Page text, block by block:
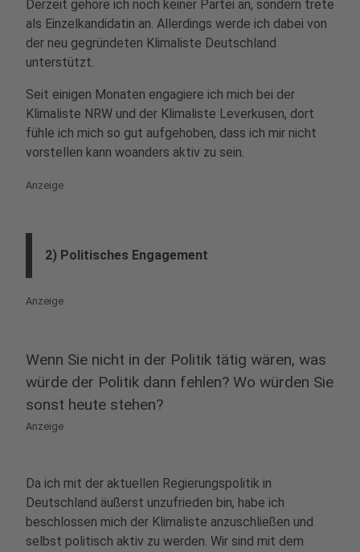
Derzeit gehöre ich noch keiner Partei an, sondern trete
als Einzelkandidatin an. Allerdings werde ich dabei von
der neu gegründeten Klimaliste Deutschland
unterstützt.
Seit einigen Monaten engagiere ich mich bei der
Klimaliste NRW und der Klimaliste Leverkusen, dort
fühle ich mich so gut aufgehoben, dass ich mir nicht
vorstellen kann woanders aktiv zu sein.
Anzeige
2) Politisches Engagement
Anzeige
Wenn Sie nicht in der Politik tätig wären, was
würde der Politik dann fehlen? Wo würden Sie
sonst heute stehen?
Anzeige
Da ich mit der aktuellen Regierungspolitik in
Deutschland äußerst unzufrieden bin, habe ich
beschlossen mich der Klimaliste anzuschließen und
selbst politisch aktiv zu werden. Wir sind mit dem